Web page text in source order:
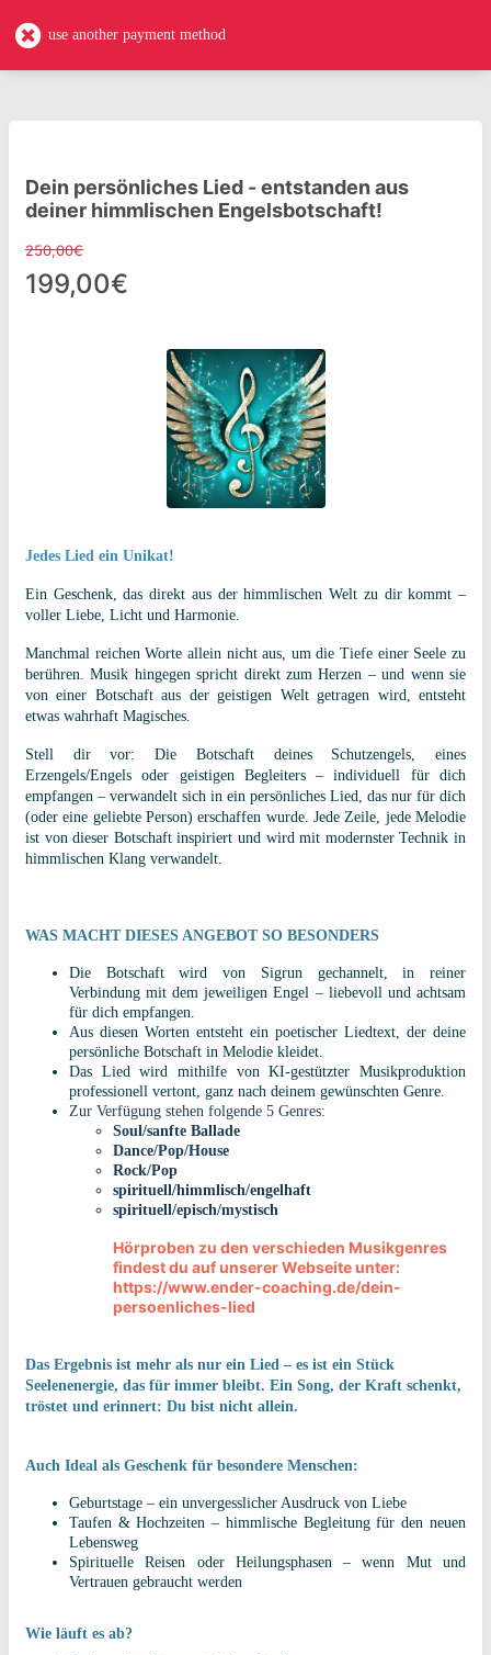
endercoaching
Dein persönliches Lied - entstanden aus
deiner himmlischen Engelsbotschaft!
199,00€
250,00€
Jedes Lied ein Unikat!
Ein Geschenk, das direkt aus der himmlischen Welt zu dir kommt –
voller Liebe, Licht und Harmonie.
Manchmal reichen Worte allein nicht aus, um die Tiefe einer Seele zu
berühren. Musik hingegen spricht direkt zum Herzen – und wenn sie
von einer Botschaft aus der geistigen Welt getragen wird, entsteht
etwas wahrhaft Magisches.
Stell dir vor: Die Botschaft deines Schutzengels, eines
Erzengels/Engels oder geistigen Begleiters – individuell für dich
empfangen – verwandelt sich in ein persönliches Lied, das nur für dich
(oder eine geliebte Person) erschaffen wurde. Jede Zeile, jede Melodie
ist von dieser Botschaft inspiriert und wird mit modernster Technik in
himmlischen Klang verwandelt.
WAS MACHT DIESES ANGEBOT SO BESONDERS
Die Botschaft wird von Sigrun gechannelt, in reiner
Verbindung mit dem jeweiligen Engel – liebevoll und achtsam
für dich empfangen.
Aus diesen Worten entsteht ein poetischer Liedtext, der deine
persönliche Botschaft in Melodie kleidet.
Das Lied wird mithilfe von KI-gestützter Musikproduktion
professionell vertont, ganz nach deinem gewünschten Genre.
Zur Verfügung stehen folgende 5 Genres:
Soul/sanfte Ballade
Dance/Pop/House
Rock/Pop
spirituell/himmlisch/engelhaft
spirituell/episch/mystisch
Hörproben zu den verschieden Musikgenres
findest du auf unserer Webseite unter:
https://www.ender-coaching.de/dein-
persoenliches-lied
Das Ergebnis ist mehr als nur ein Lied – es ist ein Stück
Seelenenergie, das für immer bleibt. Ein Song, der Kraft schenkt,
tröstet und erinnert: Du bist nicht allein.
Auch Ideal als Geschenk für besondere Menschen:
Geburtstage – ein unvergesslicher Ausdruck von Liebe
Taufen & Hochzeiten – himmlische Begleitung für den neuen
Lebensweg
Spirituelle Reisen oder Heilungsphasen – wenn Mut und
Vertrauen gebraucht werden
Wie läuft es ab?
use another payment method